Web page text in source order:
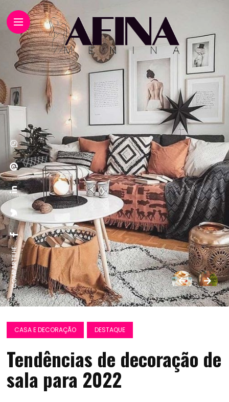
COMPARTILHE:
CASA E DECORAÇÃO DESTAQUE
Tendências de decoração de
sala para 2022